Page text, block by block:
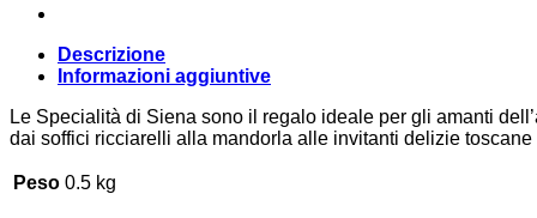
Descrizione
Informazioni aggiuntive
Le Specialità di Siena sono il regalo ideale per gli amanti
dai soffici ricciarelli alla mandorla alle invitanti delizie
Peso 0.5 kg